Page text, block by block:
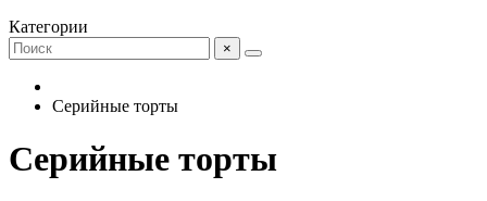
Категории
×
Серийные торты
Серийные торты